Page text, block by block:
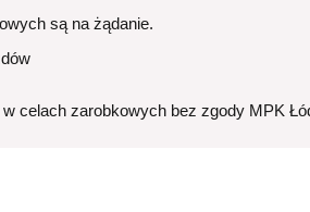
są na żądanie.
celach zarobkowych bez zgody MPK